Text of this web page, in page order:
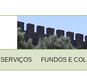
SERVIÇOS FUNDOS E